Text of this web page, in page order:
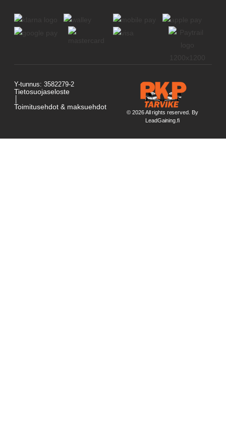
© 2026 All rights reserved. By
LeadGaining.fi
Y-tunnus: 3582279-2
Tietosuojaseloste
Toimitusehdot & maksuehdot